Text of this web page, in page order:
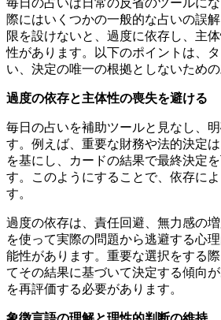
毎日の占いは日常の反省のツールに
際にはいくつかの一般的な占いの誤
限を設けないと、過度に依存し、主
性があります。以下のポイントは、
い、決定の唯一の根拠としないための
過度の依存と主体性の喪失を避ける
毎日の占いを補助ツールと見なし、
す。例えば、重要な財務や法的決定
を基にし、カードの結果で最終決定
す。このようにすることで、依存に
す。
過度の依存は、責任回避、無力感の
を使って実際の問題から逃避する心
能性があります。重要な選択をする
てその結果に基づいて決定する傾向
を再評価する必要があります。